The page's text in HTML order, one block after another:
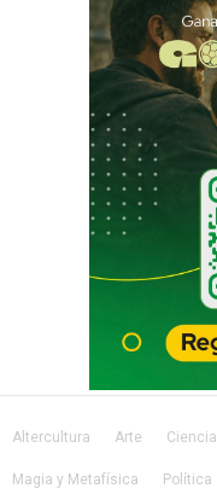
Altercultura Arte Ciencia
Magia y Metafísica Política